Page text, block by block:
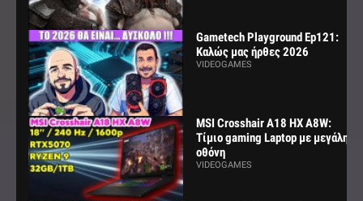
Gametech Playground Ep121:
Καλώς μας ήρθες 2026
VIDEOGAMES
MSI Crosshair A18 HX A8W:
Τίμιο gaming Laptop με μεγάλη
οθόνη
VIDEOGAMES